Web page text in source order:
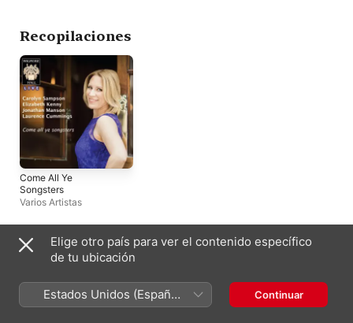
Recopilaciones
Come All Ye
Songsters
Varios Artistas
México English (UK)
Copyright © 2026 Apple Inc. Todos los derechos reservados.
Términos del servicio de Internet
Apple Music y privacidad
Elige otro país para ver el contenido específico
de tu ubicación
Estados Unidos (Español
México)
Continuar